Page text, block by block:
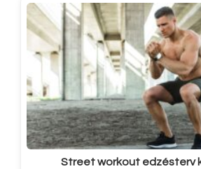
Street workout edzésterv